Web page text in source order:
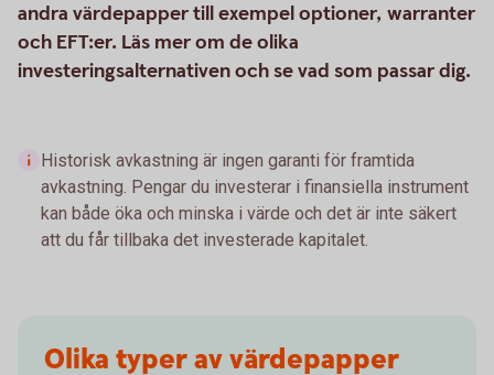
andra värdepapper till exempel optioner, warranter
och EFT:er. Läs mer om de olika
investeringsalternativen och se vad som passar dig.
Historisk avkastning är ingen garanti för framtida
avkastning. Pengar du investerar i finansiella instrument
kan både öka och minska i värde och det är inte säkert
att du får tillbaka det investerade kapitalet.
Olika typer av värdepapper